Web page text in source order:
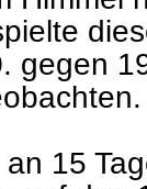
gegen
15